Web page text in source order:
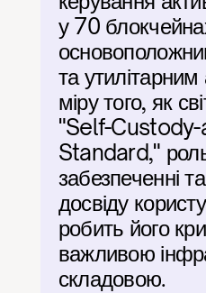
у 70
та
міру того, як
"Self-Custody-
Standard,"
забезпеченні
досвіду
робить його
важливою
складовою.